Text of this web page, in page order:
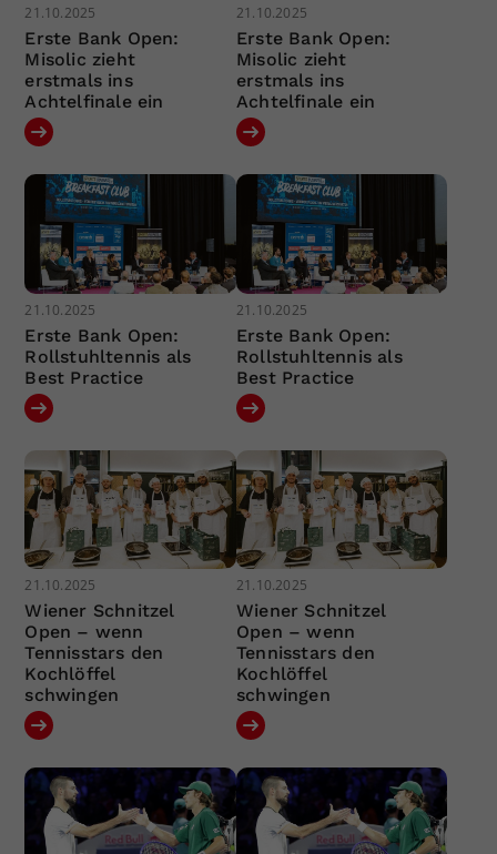
21.10.2025
Erste Bank Open:
Misolic zieht
erstmals ins
Achtelfinale ein
21.10.2025
Erste Bank Open:
Misolic zieht
erstmals ins
Achtelfinale ein
21.10.2025
Erste Bank Open:
Rollstuhltennis als
Best Practice
21.10.2025
Erste Bank Open:
Rollstuhltennis als
Best Practice
21.10.2025
Wiener Schnitzel
Open – wenn
Tennisstars den
Kochlöffel
schwingen
21.10.2025
Wiener Schnitzel
Open – wenn
Tennisstars den
Kochlöffel
schwingen